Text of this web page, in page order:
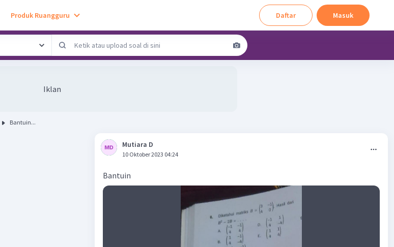
Produk Ruangguru Daftar Masuk
Iklan
Bantuin...
Mutiara D
10 Oktober 2023 04:24
Bantuin